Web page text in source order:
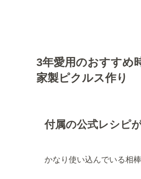
3年愛用のおすすめ
家製ピクルス作り
付属の公式レシピ
かなり使い込んでいる相棒